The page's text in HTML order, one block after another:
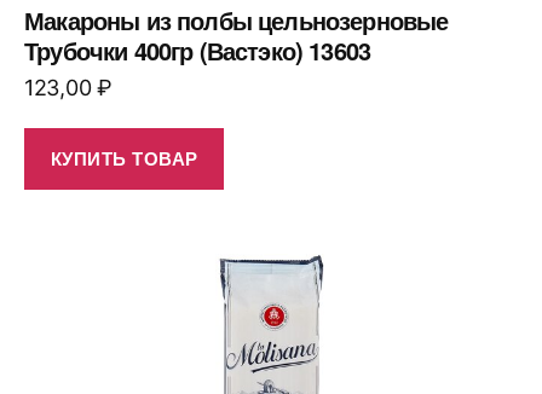
Макароны из полбы цельнозерновые
Трубочки 400гр (Вастэко) 13603
123,00₽
КУПИТЬ ТОВАР